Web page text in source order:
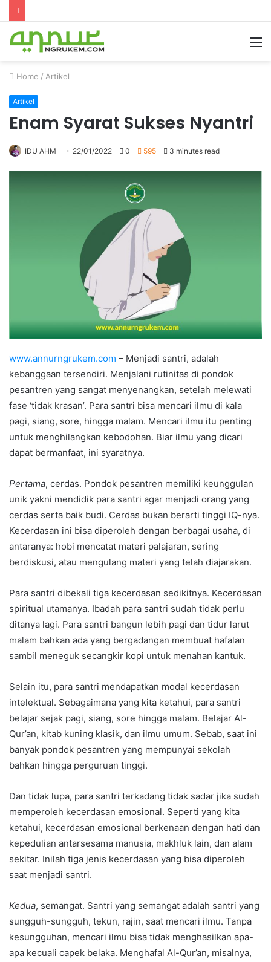
Home / Artikel
Artikel
Enam Syarat Sukses Nyantri
IDU AHM 22/01/2022 0 595 3 minutes read
www.annurngrukem.com – Menjadi santri, adalah
kebanggaan tersendiri. Menjalani rutinitas di pondok
pesantren yang sangat menyenangkan, setelah melewati
fase ‘tidak krasan’. Para santri bisa mencari ilmu di kala
pagi, siang, sore, hingga malam. Mencari ilmu itu penting
untuk menghilangkan kebodohan. Biar ilmu yang dicari
dapat bermanfaat, ini syaratnya.
Pertama, cerdas. Pondok pesantren memiliki keunggulan
unik yakni mendidik para santri agar menjadi orang yang
cerdas serta baik budi. Cerdas bukan berarti tinggi IQ-nya.
Kecerdasan ini bisa diperoleh dengan berbagai usaha, di
antaranya: hobi mencatat materi palajaran, sering
berdiskusi, atau mengulang materi yang telah diajarakan.
Para santri dibekali tiga kecerdasan sedikitnya. Kecerdasan
spiritual utamanya. Ibadah para santri sudah tidak perlu
ditanya lagi. Para santri bangun lebih pagi dan tidur larut
malam bahkan ada yang bergadangan membuat hafalan
sambil meneguk secangkir kopi untuk menahan kantuk.
Selain itu, para santri mendapatkan modal kecerdasan
intelektual. Sebagaimana yang kita ketahui, para santri
belajar sejak pagi, siang, sore hingga malam. Belajar Al-
Qur’an, kitab kuning klasik, dan ilmu umum. Sebab, saat ini
banyak pondok pesantren yang mempunyai sekolah
bahkan hingga perguruan tinggi.
Dan tidak lupa, para santri terkadang tidak sadar jika sudah
memperoleh kecerdasan emosional. Seperti yang kita
ketahui, kecerdasan emosional berkenaan dengan hati dan
kepedulian antarsesama manusia, makhluk lain, dan alam
sekitar. Inilah tiga jenis kecerdasan yang bisa diperoleh
saat menjadi santri.
Kedua, semangat. Santri yang semangat adalah santri yang
sungguh-sungguh, tekun, rajin, saat mencari ilmu. Tanpa
kesungguhan, mencari ilmu bisa tidak menghasilkan apa-
apa kecuali capek belaka. Menghafal Al-Qur’an, misalnya,